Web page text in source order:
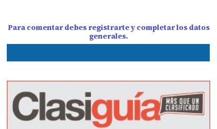
Para comentar debes registrarte y completar los datos
generales.